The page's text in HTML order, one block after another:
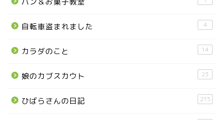
自転車盗まれました 4
カラダのこと 14
娘のカブスカウト 23
ひばらさんの日記 215